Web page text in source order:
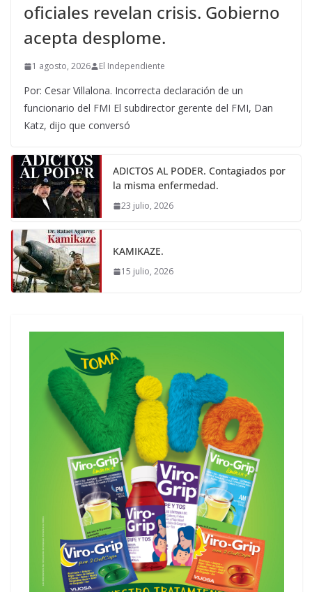
oficiales revelan crisis. Gobierno
acepta desplome.
1 agosto, 2026 El Independiente
Por: Cesar Villalona. Incorrecta declaración de un
funcionario del FMI El subdirector gerente del FMI, Dan
Katz, dijo que conversó
ADICTOS AL PODER. Contagiados por
la misma enfermedad.
23 julio, 2026
KAMIKAZE.
15 julio, 2026